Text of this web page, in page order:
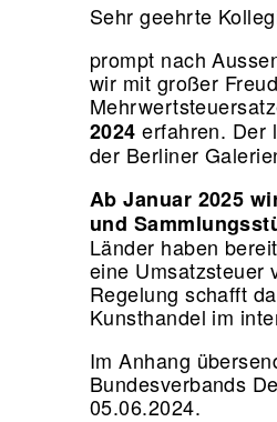
Sehr geehrte
prompt nach
wir mit großer
2024 erfahren. Der
der Berliner
Ab Januar 2025
und
Länder haben
eine Umsatzsteuer
Regelung schafft
Kunsthandel im
Im Anhang
Bundesverbands
05.06.2024.